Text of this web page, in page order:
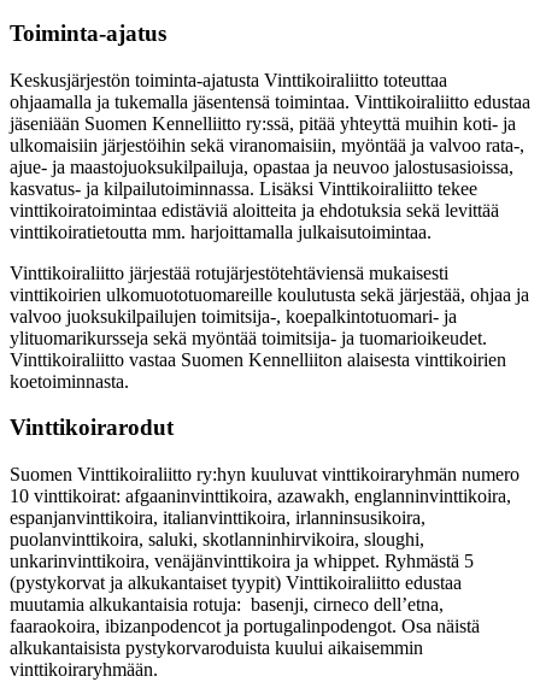
Toiminta-ajatus
Keskusjärjestön toiminta-ajatusta Vinttikoiraliitto toteuttaa
ohjaamalla ja tukemalla jäsentensä toimintaa. Vinttikoiraliitto edustaa
jäseniään Suomen Kennelliitto ry:ssä, pitää yhteyttä muihin koti- ja
ulkomaisiin järjestöihin sekä viranomaisiin, myöntää ja valvoo rata-,
ajue- ja maastojuoksukilpailuja, opastaa ja neuvoo jalostusasioissa,
kasvatus- ja kilpailutoiminnassa. Lisäksi Vinttikoiraliitto tekee
vinttikoiratoimintaa edistäviä aloitteita ja ehdotuksia sekä levittää
vinttikoiratietoutta mm. harjoittamalla julkaisutoimintaa.
Vinttikoiraliitto järjestää rotujärjestötehtäviensä mukaisesti
vinttikoirien ulkomuototuomareille koulutusta sekä järjestää, ohjaa ja
valvoo juoksukilpailujen toimitsija-, koepalkintotuomari- ja
ylituomarikursseja sekä myöntää toimitsija- ja tuomarioikeudet.
Vinttikoiraliitto vastaa Suomen Kennelliiton alaisesta vinttikoirien
koetoiminnasta.
Vinttikoirarodut
Suomen Vinttikoiraliitto ry:hyn kuuluvat vinttikoiraryhmän numero
10 vinttikoirat: afgaaninvinttikoira, azawakh, englanninvinttikoira,
espanjanvinttikoira, italianvinttikoira, irlanninsusikoira,
puolanvinttikoira, saluki, skotlanninhirvikoira, sloughi,
unkarinvinttikoira, venäjänvinttikoira ja whippet. Ryhmästä 5
(pystykorvat ja alkukantaiset tyypit) Vinttikoiraliitto edustaa
muutamia alkukantaisia rotuja: basenji, cirneco dell’etna,
faaraokoira, ibizanpodencot ja portugalinpodengot. Osa näistä
alkukantaisista pystykorvaroduista kuului aikaisemmin
vinttikoiraryhmään.